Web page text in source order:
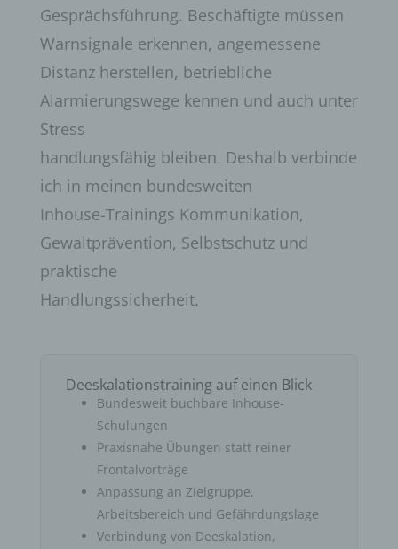
Gesprächsführung. Beschäftigte müssen
Warnsignale erkennen, angemessene
Distanz herstellen, betriebliche
Alarmierungswege kennen und auch unter
Stress
handlungsfähig bleiben. Deshalb verbinde
ich in meinen bundesweiten
Inhouse-Trainings Kommunikation,
Gewaltprävention, Selbstschutz und
praktische
Handlungssicherheit.
Deeskalationstraining auf einen Blick
Bundesweit buchbare Inhouse-
Schulungen
Praxisnahe Übungen statt reiner
Frontalvorträge
Anpassung an Zielgruppe,
Arbeitsbereich und Gefährdungslage
Verbindung von Deeskalation,